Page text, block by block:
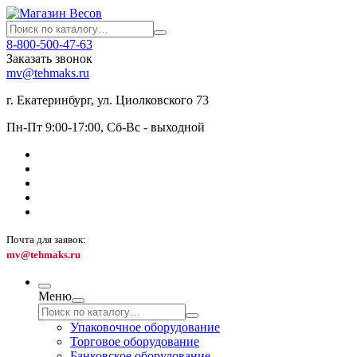
8-800-500-47-63
Заказать звонок
mv@tehmaks.ru
г. Екатеринбург, ул. Циолковского 73
Пн-Пт 9:00-17:00, Сб-Вс - выходной
Почта для заявок:
mv@tehmaks.ru
Меню
Упаковочное оборудование
Торговое оборудование